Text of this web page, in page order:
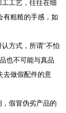
工艺，往往在细
有粗糙的手感，如
方式，所谓"不怕
也不可能与真品
去做假配件的意
假冒伪劣产品的